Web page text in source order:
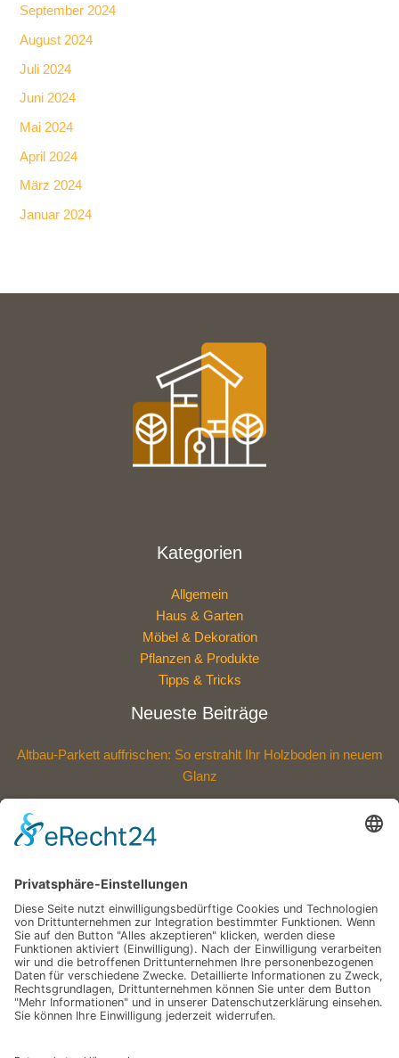
September 2024
August 2024
Juli 2024
Juni 2024
Mai 2024
April 2024
März 2024
Januar 2024
Kategorien
Allgemein
Haus & Garten
Möbel & Dekoration
Pflanzen & Produkte
Tipps & Tricks
Neueste Beiträge
Altbau-Parkett auffrischen: So erstrahlt Ihr Holzboden in neuem
Glanz
Widerstandskraft für Ihr Zuhause
Wie eine Versickerungsanlage Ihren Garten nachhaltig schützt –
Schritt für Schritt erklärt
Mit einem Glas-Terrassendach den Sommer verlängern
Schlagwörter